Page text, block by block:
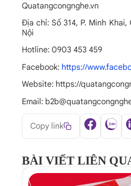
Quatangcongnghe.vn
Địa chỉ: Số 314, P. Minh Khai,
Nội
Hotline: 0903 453 459
Facebook: https://
Website: https://
Email:
Copy link
BÀI VIẾT LIÊN